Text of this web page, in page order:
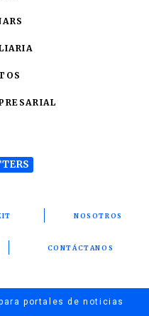
NOSOTROS
CONTÁCTANOS
para portales de noticias